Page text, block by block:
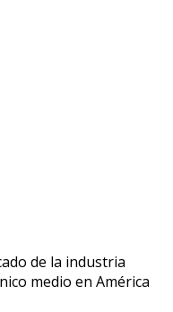
de la industria
medio en América